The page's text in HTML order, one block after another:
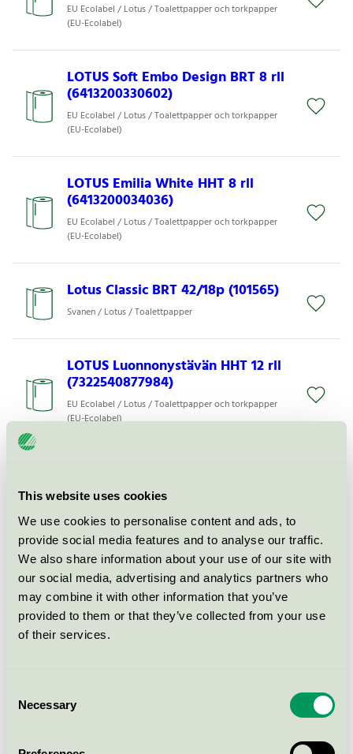
This website uses cookies
We use cookies to personalise content and ads, to
provide social media features and to analyse our traffic.
We also share information about your use of our site with
our social media, advertising and analytics partners who
may combine it with other information that you’ve
provided to them or that they’ve collected from your use
of their services.
Selection
Necessary
EU Ecolabel / Lotus / Toalettpapper och torkpapper
(EU-Ecolabel)
LOTUS Soft Embo Design BRT 8 rll
(6413200330602)
EU Ecolabel / Lotus / Toalettpapper och torkpapper
(EU-Ecolabel)
LOTUS Emilia White HHT 8 rll
(6413200034036)
EU Ecolabel / Lotus / Toalettpapper och torkpapper
(EU-Ecolabel)
Lotus Classic BRT 42/18p (101565)
Svanen / Lotus / Toalettpapper
LOTUS Luonnonystävän HHT 12 rll
(7322540877984)
EU Ecolabel / Lotus / Toalettpapper och torkpapper
(EU-Ecolabel)
(6413200557825)
(EU-Ecolabel)
Lotus Torky
Svanen / Lotus / Hushållspapper
(EU-Ecolabel)